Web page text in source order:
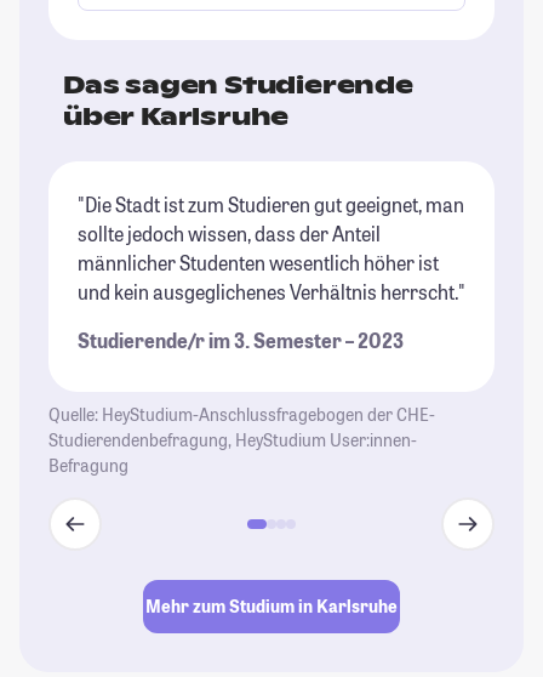
Das sagen Studierende
über Karlsruhe
"Die Stadt ist zum Studieren gut geeignet, man
sollte jedoch wissen, dass der Anteil
männlicher Studenten wesentlich höher ist
und kein ausgeglichenes Verhältnis herrscht."
Studierende/r im 3. Semester – 2023
Quelle: HeyStudium-Anschlussfragebogen der CHE-
Studierendenbefragung, HeyStudium User:innen-
Befragung
Mehr zum Studium in Karlsruhe